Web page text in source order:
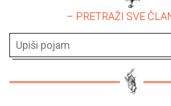
– PRETRAŽI SVE